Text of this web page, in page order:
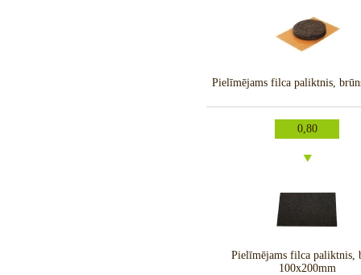
Pielīmējams filca paliktnis,
0,80
Pielīmējams filca paliktnis,
100x200mm